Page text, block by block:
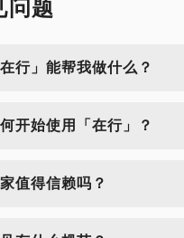
问题
在行」能帮我做什么？
开始使用「在行」？
值得信赖吗？